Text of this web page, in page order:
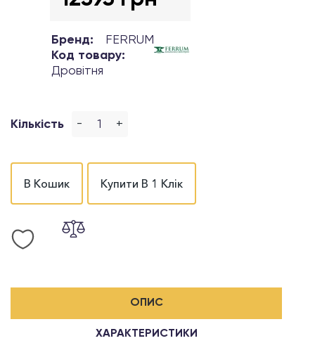
Бренд:
FERRUM
Код товару:
Дровітня
Кількість - +
В Кошик Купити В 1 Клік
ОПИС
ХАРАКТЕРИСТИКИ